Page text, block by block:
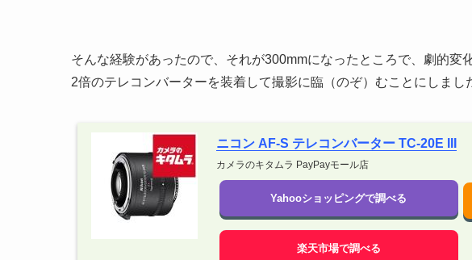
そんな経験があったので、それが300mmになったところで、劇的変
2倍のテレコンバーターを装着して撮影に臨（のぞ）むことにしまし
ニコン AF-S テレコンバーター TC-20E III
カメラのキタムラ PayPayモール店
Yahooショッピングで調べる
楽天市場で調べる